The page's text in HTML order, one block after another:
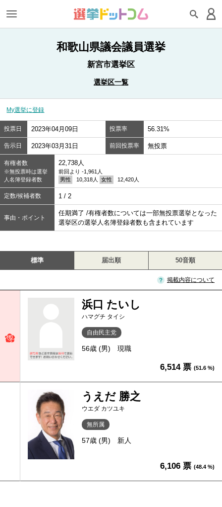
和歌山県議会議員選挙
新宮市選挙区
選挙区一覧
My選挙に登録
投票日 2023年04月09日 投票率 56.31%
告示日 2023年03月31日 前回投票率 無投票
有権者数
※無投票時は選挙
人名簿登録者数
22,738人
前回より -1,961人
男性
10,318人 女性 12,420人
定数/候補者数 1 / 2
事由・ポイント
任期満了 /有権者数については一部無投票選挙となった
選挙区の選挙人名簿登録者数も含まれています
標準 届出順 50音順
掲載内容について
浜口 たいし
ハマグチ タイシ
自由民主党
56歳 (男) 現職
6,514 票 (51.6 %)
うえだ 勝之
ウエダ カツユキ
無所属
57歳 (男) 新人
6,106 票 (48.4 %)